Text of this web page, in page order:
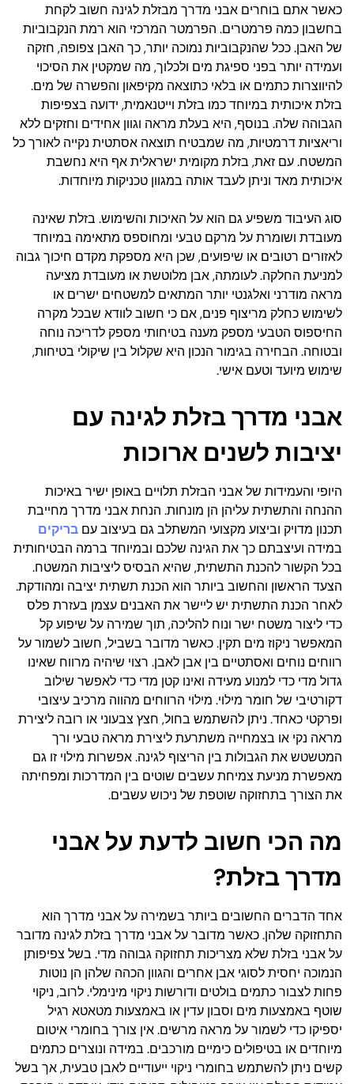
כאשר אתם בוחרים אבני מדרך מבזלת לגינה חשוב לקחת
בחשבון כמה פרמטרים. הפרמטר המרכזי הוא רמת הנקבוביות
של האבן. ככל שהנקבוביות נמוכה יותר, כך האבן צפופה, חזקה
ועמידה יותר בפני ספיגת מים ולכלוך, מה שמקטין את הסיכוי
להיווצרות כתמים או בלאי כתוצאה מקיפאון והפשרה של מים.
בזלת איכותית במיוחד כמו בזלת וייטנאמית, ידועה בצפיפות
הגבוהה שלה. בנוסף, היא בעלת מראה וגוון אחידים וחזקים ללא
וריאציות דרמטיות, מה שמבטיח תוצאה אסתטית נקייה לאורך כל
המשטח. עם זאת, בזלת מקומית ישראלית אף היא נחשבת
איכותית מאד וניתן לעבד אותה במגוון טכניקות מיוחדות.
סוג העיבוד משפיע גם הוא על האיכות והשימוש. בזלת שאינה
מעובדת ושומרת על מרקם טבעי ומחוספס מתאימה במיוחד
לאזורים רטובים או שיפועים, שכן היא מספקת מקדם חיכוך גבוה
למניעת החלקה. לעומתה, אבן מלוטשת או מעובדת מציעה
מראה מודרני ואלגנטי יותר המתאים למשטחים ישרים או
לשימוש כחלק מריצוף פנים, אם כי חשוב לוודא שבכל מקרה
החיספוס הטבעי מספק מענה בטיחותי מספק לדריכה נוחה
ובטוחה. הבחירה בגימור הנכון היא שקלול בין שיקולי בטיחות,
שימוש מיועד וטעם אישי.
אבני מדרך בזלת לגינה עם
יציבות לשנים ארוכות
היופי והעמידות של אבני הבזלת תלויים באופן ישיר באיכות
ההנחה והתשתית עליהן הן מונחות. הנחת אבני מדרך מחייבת
תכנון מדויק וביצוע מקצועי המשתלב גם בעיצוב עם בריקים
במידה ועיצבתם כך את הגינה שלכם ובמיוחד ברמה הבטיחותית
בכל הקשור להכנת התשתית, שהיא הבסיס ליציבות המשטח.
הצעד הראשון והחשוב ביותר הוא הכנת תשתית יציבה ומהודקת.
לאחר הכנת התשתית יש ליישר את האבנים עצמן בעזרת פלס
כדי ליצור משטח ישר ונוח להליכה, תוך שמירה על שיפוע קל
המאפשר ניקוז מים תקין. כאשר מדובר בשביל, חשוב לשמור על
רווחים נוחים ואסתטיים בין אבן לאבן. רצוי שיהיה מרווח שאינו
גדול מדי כדי למנוע מעידה ואינו קטן מדי כדי לאפשר שילוב
דקורטיבי של חומר מילוי. מילוי הרווחים מהווה מרכיב עיצובי
ופרקטי כאחד. ניתן להשתמש בחול, חצץ צבעוני או רובה ליצירת
מראה נקי או בצמחייה משתרעת ליצירת מראה טבעי ורך
המטשטש את הגבולות בין הריצוף לגינה. אפשרות מילוי זו גם
מאפשרת מניעת צמיחת עשבים שוטים בין המדרכות ומפחיתה
את הצורך בתחזוקה שוטפת של ניכוש עשבים.
מה הכי חשוב לדעת על אבני
מדרך בזלת?
אחד הדברים החשובים ביותר בשמירה על אבני מדרך הוא
התחזוקה שלהן. כאשר מדובר על אבני מדרך בזלת לגינה מדובר
על אבני בזלת שלא מצריכות תחזוקה גבוהה מדי. בשל צפיפותן
הנמוכה יחסית לסוגי אבן אחרים והגוון הכהה שלהן הן נוטות
פחות לצבור כתמים בולטים ודורשות ניקוי מינימלי. לרוב, ניקוי
שוטף באמצעות מים וסבון עדין או באמצעות מטאטא רגיל
יספיקו כדי לשמור על מראה מרשים. אין צורך בחומרי איטום
מיוחדים או בטיפולים כימיים מורכבים. במידה ונוצרים כתמים
קשים ניתן להשתמש בחומרי ניקוי ייעודיים לאבן טבעית, אך בשל